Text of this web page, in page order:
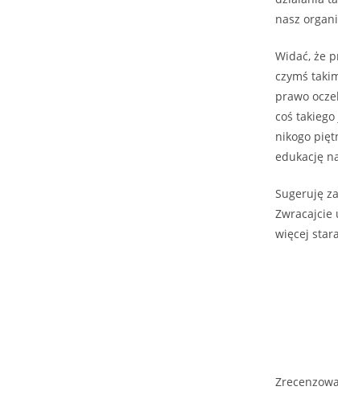
nasz
Widać, że
czymś
prawo
coś
nikogo
edukację
Sugeruję
Zwracajcie
więcej